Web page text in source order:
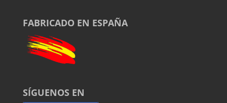
FABRICADO EN ESPAÑA
SÍGUENOS EN